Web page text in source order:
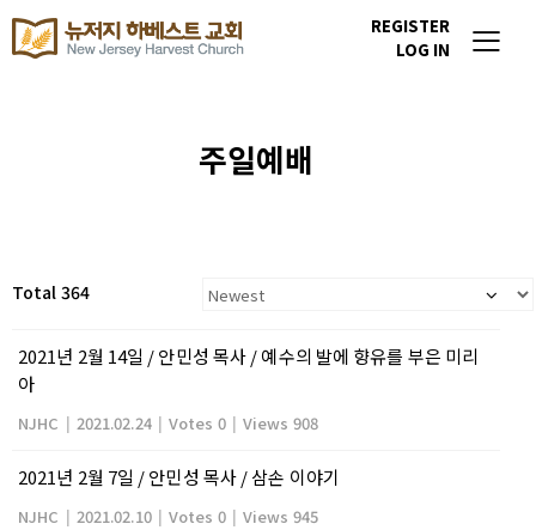
REGISTER
LOG IN
주일예배
Total 364
2021년 2월 14일 / 안민성 목사 / 예수의 발에 향유를 부은 미리
아
NJHC | 2021.02.24 | Votes 0 | Views 908
2021년 2월 7일 / 안민성 목사 / 삼손 이야기
NJHC | 2021.02.10 | Votes 0 | Views 945